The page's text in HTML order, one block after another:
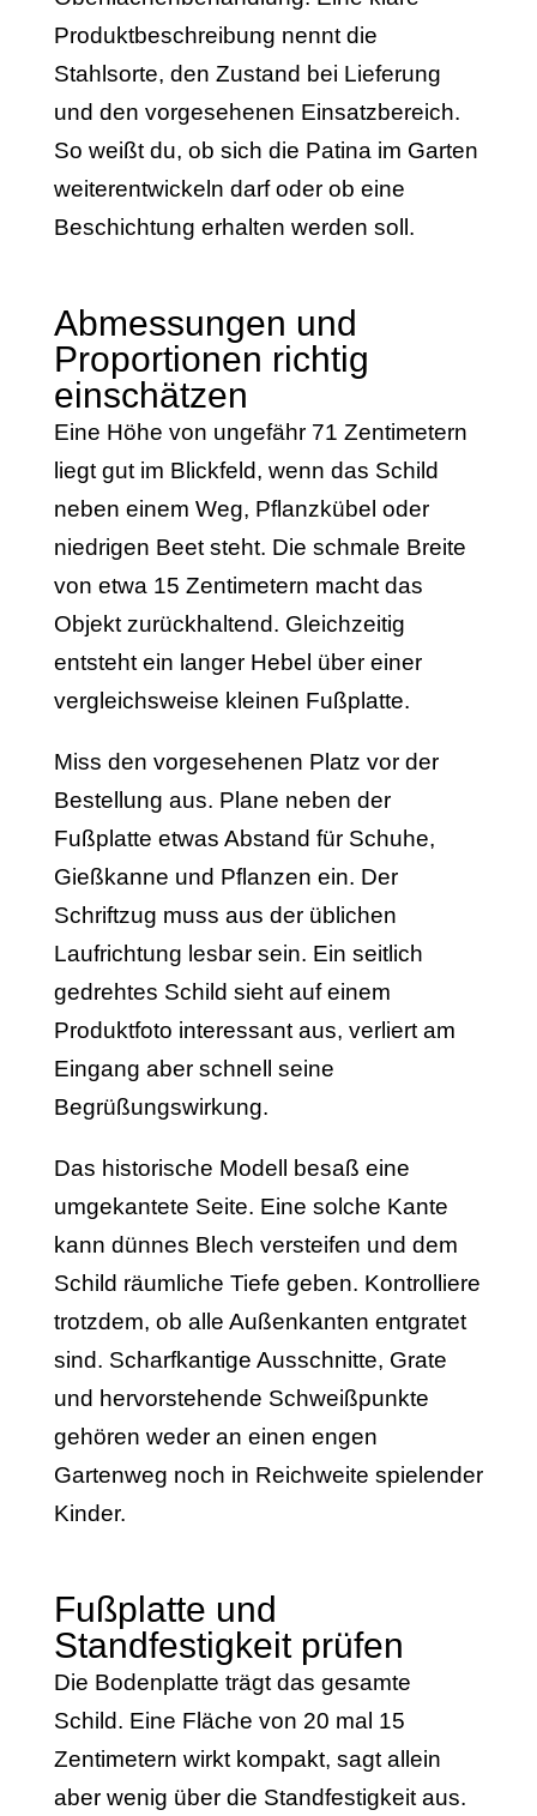
Produktbeschreibung nennt die
Stahlsorte, den Zustand bei Lieferung
und den vorgesehenen Einsatzbereich.
So weißt du, ob sich die Patina im Garten
weiterentwickeln darf oder ob eine
Beschichtung erhalten werden soll.
Abmessungen und
Proportionen richtig
einschätzen
Eine Höhe von ungefähr 71 Zentimetern
liegt gut im Blickfeld, wenn das Schild
neben einem Weg, Pflanzkübel oder
niedrigen Beet steht. Die schmale Breite
von etwa 15 Zentimetern macht das
Objekt zurückhaltend. Gleichzeitig
entsteht ein langer Hebel über einer
vergleichsweise kleinen Fußplatte.
Miss den vorgesehenen Platz vor der
Bestellung aus. Plane neben der
Fußplatte etwas Abstand für Schuhe,
Gießkanne und Pflanzen ein. Der
Schriftzug muss aus der üblichen
Laufrichtung lesbar sein. Ein seitlich
gedrehtes Schild sieht auf einem
Produktfoto interessant aus, verliert am
Eingang aber schnell seine
Begrüßungswirkung.
Das historische Modell besaß eine
umgekantete Seite. Eine solche Kante
kann dünnes Blech versteifen und dem
Schild räumliche Tiefe geben. Kontrolliere
trotzdem, ob alle Außenkanten entgratet
sind. Scharfkantige Ausschnitte, Grate
und hervorstehende Schweißpunkte
gehören weder an einen engen
Gartenweg noch in Reichweite spielender
Kinder.
Fußplatte und
Standfestigkeit prüfen
Die Bodenplatte trägt das gesamte
Schild. Eine Fläche von 20 mal 15
Zentimetern wirkt kompakt, sagt allein
aber wenig über die Standfestigkeit aus.